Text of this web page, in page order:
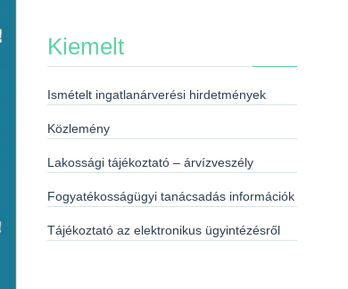
Kiemelt
Ismételt ingatlanárverési hirdetmények
Közlemény
Lakossági tájékoztató – árvízveszély
Fogyatékosságügyi tanácsadás információk
Tájékoztató az elektronikus ügyintézésről